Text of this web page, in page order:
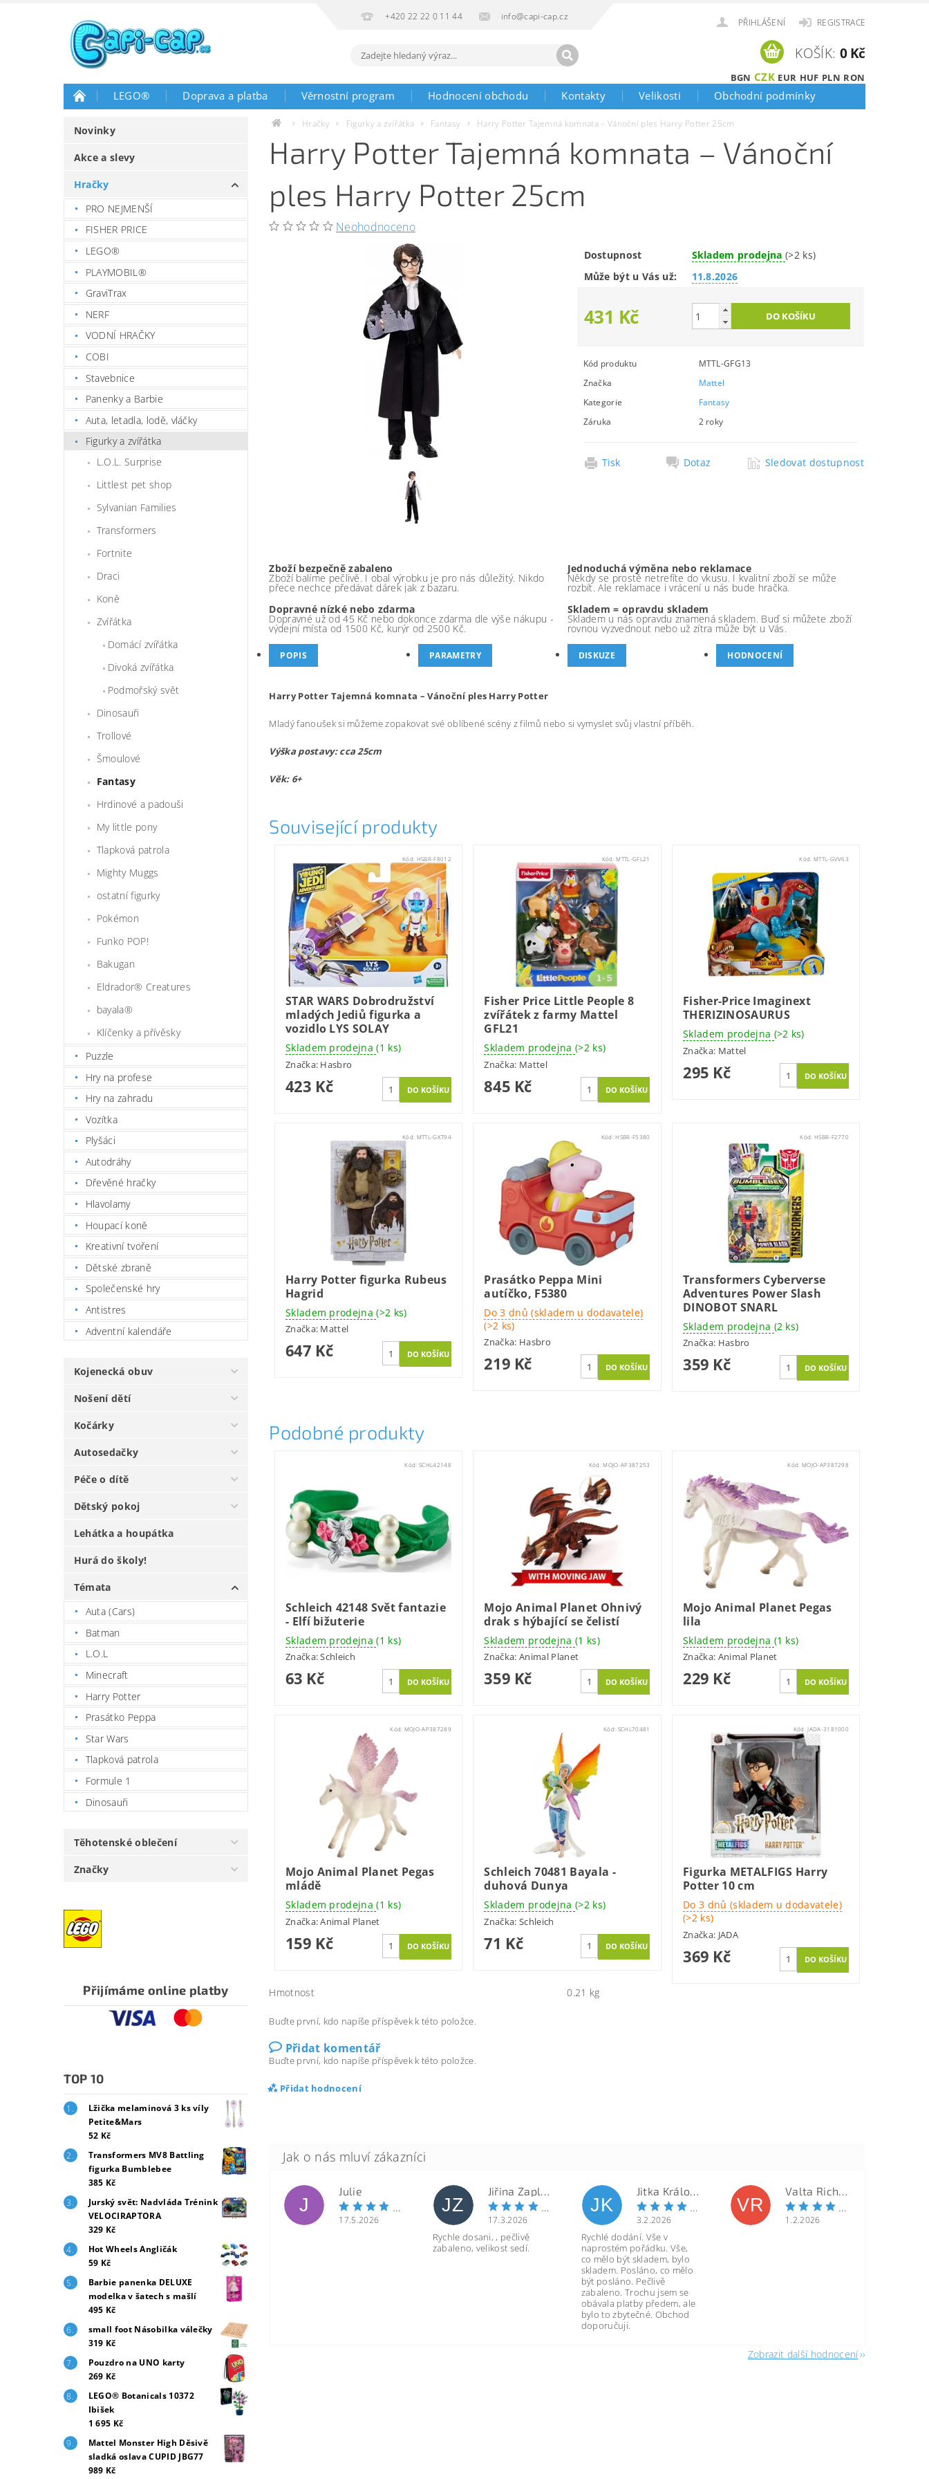
+420 22 22 0 11 44 info@capi-cap.cz
PŘIHLÁŠENÍ REGISTRACE
BGN CZK EUR HUF PLN RON
KOŠÍK: 0 Kč
LEGO® Doprava a platba Věrnostní program Hodnocení obchodu Kontakty Velikosti Obchodní podmínky
Novinky
Akce a slevy
Hračky
PRO NEJMENŠÍ
FISHER PRICE
LEGO®
PLAYMOBIL®
GraviTrax
NERF
VODNÍ HRAČKY
COBI
Stavebnice
Panenky a Barbie
Auta, letadla, lodě, vláčky
Figurky a zvířátka
L.O.L. Surprise
Littlest pet shop
Sylvanian Families
Transformers
Fortnite
Draci
Koně
Zvířátka
Domácí zvířátka
Divoká zvířátka
Podmořský svět
Dinosauři
Trollové
Šmoulové
Fantasy
Hrdinové a padouši
My little pony
Tlapková patrola
Mighty Muggs
ostatní figurky
Pokémon
Funko POP!
Bakugan
Eldrador® Creatures
bayala®
Klíčenky a přívěsky
Puzzle
Hry na profese
Hry na zahradu
Vozítka
Plyšáci
Autodráhy
Dřevěné hračky
Hlavolamy
Houpací koně
Kreativní tvoření
Dětské zbraně
Společenské hry
Antistres
Adventní kalendáře
Kojenecká obuv
Nošení dětí
Kočárky
Autosedačky
Péče o dítě
Dětský pokoj
Lehátka a houpátka
Hurá do školy!
Témata
Auta (Cars)
Batman
L.O.L
Minecraft
Harry Potter
Prasátko Peppa
Star Wars
Tlapková patrola
Formule 1
Dinosauři
Těhotenské oblečení
Značky
Přijímáme online platby
TOP 10
Lžička melaminová 3 ks víly
Petite&Mars
52 Kč
Transformers MV8 Battling
figurka Bumblebee
385 Kč
Jurský svět: Nadvláda Trénink
VELOCIRAPTORA
329 Kč
Hot Wheels Angličák
59 Kč
Barbie panenka DELUXE
modelka v šatech s mašlí
495 Kč
small foot Násobilka válečky
319 Kč
Pouzdro na UNO karty
269 Kč
LEGO® Botanicals 10372
Ibišek
1 695 Kč
Mattel Monster High Děsivě
sladká oslava CUPID JBG77
989 Kč
Hračky Figurky a zvířátka Fantasy Harry Potter Tajemná komnata – Vánoční ples Harry Potter 25cm
Harry Potter Tajemná komnata – Vánoční
ples Harry Potter 25cm
Neohodnoceno
Dostupnost Skladem prodejna (>2 ks)
Může být u Vás už:
11.8.2026
431 Kč
Kód produktu
MTTL-GFG13
Značka
Mattel
Kategorie
Fantasy
Záruka
2 roky
Tisk Dotaz Sledovat dostupnost
Zboží bezpečně zabaleno
Zboží balíme pečlivě. I obal výrobku je pro nás důležitý. Nikdo
přece nechce předávat dárek jak z bazaru.
Jednoduchá výměna nebo reklamace
Někdy se prostě netrefíte do vkusu. I kvalitní zboží se může
rozbít. Ale reklamace i vrácení u nás bude hračka.
Dopravné nízké nebo zdarma
Dopravné už od 45 Kč nebo dokonce zdarma dle výše nákupu -
výdejní místa od 1500 Kč, kurýr od 2500 Kč.
Skladem = opravdu skladem
Skladem u nás opravdu znamená skladem. Buď si můžete zboží
rovnou vyzvednout nebo už zítra může být u Vás.
POPIS PARAMETRY DISKUZE HODNOCENÍ
Harry Potter Tajemná komnata – Vánoční ples Harry Potter
Mladý fanoušek si můžeme zopakovat své oblíbené scény z filmů nebo si vymyslet svůj vlastní příběh.
Výška postavy: cca 25cm
Věk: 6+
Související produkty
Kód: HSBR-F8012
STAR WARS Dobrodružství
mladých Jediů figurka a
vozidlo LYS SOLAY
Skladem prodejna(1 ks)
Značka: Hasbro
423 Kč
Kód:MTTL-GFL21
Fisher Price Little People 8
zvířátek z farmy Mattel
GFL21
Skladem prodejna (>2 ks)
Značka: Mattel
845 Kč
Kód: MTTL-GVV63
Fisher-Price Imaginext
THERIZINOSAURUS
Skladem prodejna (>2 ks)
Značka: Mattel
295 Kč
Kód: MTTL-GKT94
Harry Potter figurka Rubeus
Hagrid
Skladem prodejna(>2 ks)
Značka: Mattel
647 Kč
Kód:HSBR-F5380
Prasátko Peppa Mini
autíčko, F5380
Do 3 dnů (skladem u dodavatele)
(>2 ks)
Značka: Hasbro
219 Kč
Kód: HSBR-F2770
Transformers Cyberverse
Adventures Power Slash
DINOBOT SNARL
Skladem prodejna (2 ks)
Značka: Hasbro
359 Kč
Podobné produkty
Kód:SCHL42148
Schleich 42148 Svět fantazie
- Elfí bižuterie
Skladem prodejna(1 ks)
Značka:Schleich
63 Kč
Kód:MOJO-AP387253
Mojo Animal Planet Ohnivý
drak s hýbající se čelistí
Skladem prodejna (1 ks)
Značka:Animal Planet
359 Kč
Kód: MOJO-AP387298
Mojo Animal Planet Pegas
lila
Skladem prodejna (1 ks)
Značka: Animal Planet
229 Kč
Kód: MOJO-AP387289
Mojo Animal Planet Pegas
mládě
Skladem prodejna(1 ks)
Značka:Animal Planet
159 Kč
Kód: SCHL70481
Schleich 70481 Bayala -
duhová Dunya
Skladem prodejna (>2 ks)
Značka:Schleich
71 Kč
Kód:JADA-3181000
Figurka METALFIGS Harry
Potter 10 cm
Do 3 dnů (skladem u dodavatele)
(>2 ks)
Značka: JADA
369 Kč
Hmotnost 0.21 kg
Buďte první, kdo napíše příspěvek k této položce.
Přidat komentář
Buďte první, kdo napíše příspěvek k této položce.
Přidat hodnocení
J
Julie
17.5.2026
JZ
17.3.2026
Rychle dosani, , pečlivě
zabaleno, velikost sedí.
JK
3.2.2026
Rychlé dodání. Vše v
naprostém pořádku. Vše,
co mělo být skladem, bylo
skladem. Posláno, co mělo
být posláno. Pečlivě
zabaleno. Trochu jsem se
obávala platby předem, ale
bylo to zbytečné. Obchod
doporučuji.
VR
1.2.2026
Zobrazit další hodnocení